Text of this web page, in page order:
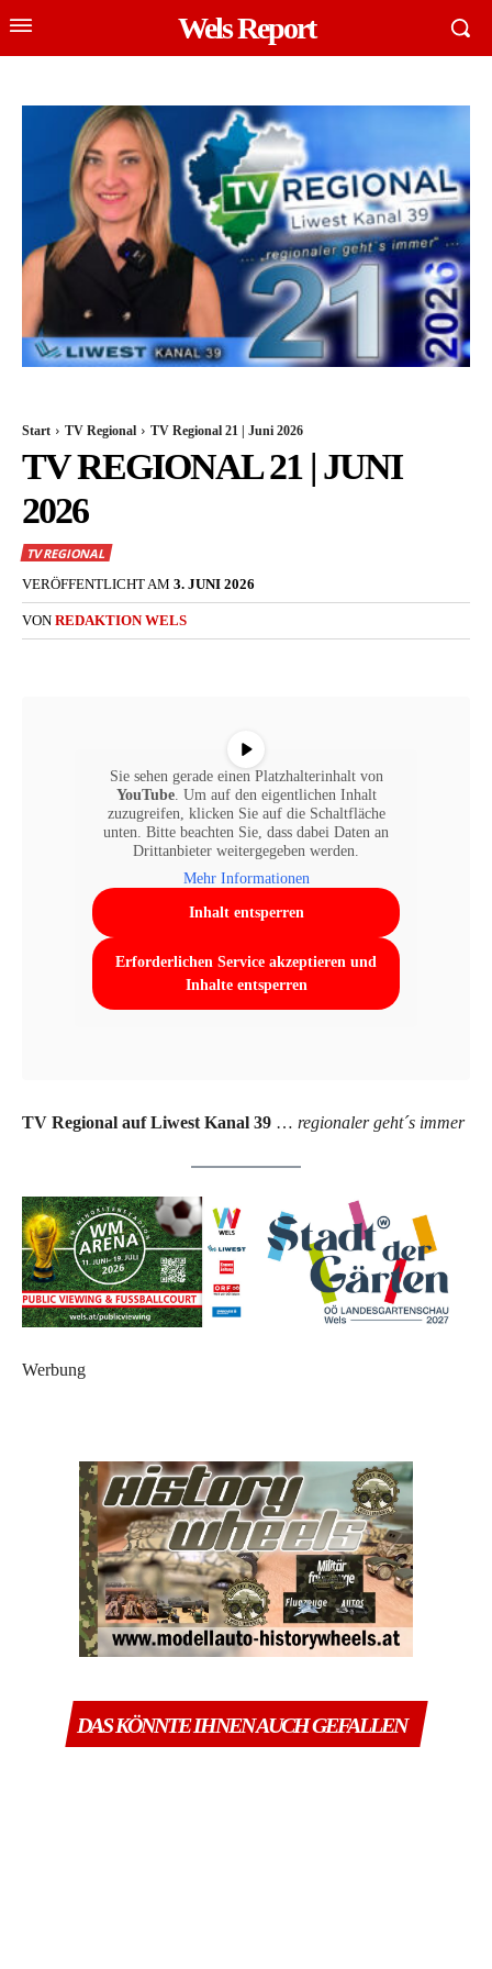
Wels Report
Start TV Regional TV Regional 21 | Juni 2026
TV REGIONAL 21 | JUNI
2026
TV REGIONAL
VERÖFFENTLICHT AM 3. JUNI 2026
VON REDAKTION WELS
Sie sehen gerade einen Platzhalterinhalt von
YouTube. Um auf den eigentlichen Inhalt
zuzugreifen, klicken Sie auf die Schaltfläche
unten. Bitte beachten Sie, dass dabei Daten an
Drittanbieter weitergegeben werden.
Mehr Informationen
Inhalt entsperren
Erforderlichen Service akzeptieren und
Inhalte entsperren
TV Regional auf Liwest Kanal 39 … regionaler geht´s immer
Werbung
DAS KÖNNTE IHNEN AUCH GEFALLEN